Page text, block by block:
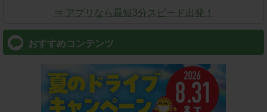
⇒ アプリなら最短3分スピード出発！
おすすめコンテンツ